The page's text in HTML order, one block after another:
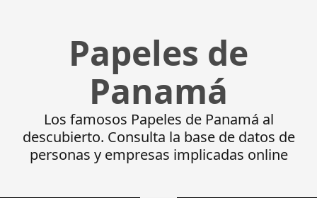
Papeles de
Panamá
Los famosos Papeles de Panamá al
descubierto. Consulta la base de datos de
personas y empresas implicadas online